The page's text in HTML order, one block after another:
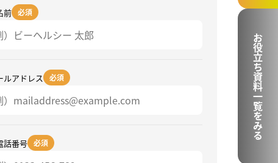
前 必須
ルアドレス 必須
話番号 必須
お役立ち資料一覧をみる